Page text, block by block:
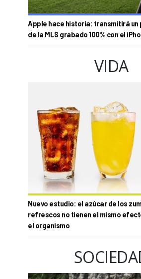
Apple hace historia: transmitirá
de la MLS grabado 100% con el
VIDA
Nuevo estudio: el azúcar de los
refrescos no tienen el mismo
el organismo